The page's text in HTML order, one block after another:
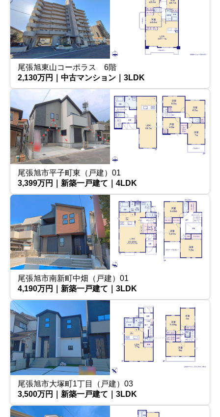
尾張旭東山コーポラス 6階
2,130万円｜中古マンション｜3LDK
尾張旭市平子町東（戸建）01
3,399万円｜新築一戸建て｜4LDK
尾張旭市南新町中畑（戸建）01
4,190万円｜新築一戸建て｜3LDK
尾張旭市大塚町1丁目（戸建）03
3,500万円｜新築一戸建て｜3LDK